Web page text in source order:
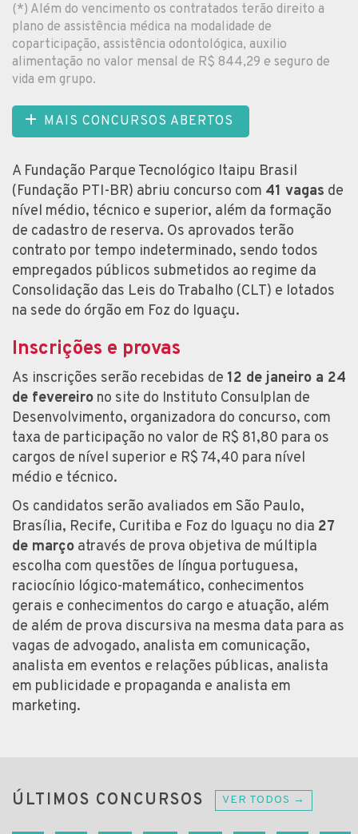
(*) Além do vencimento os contratados terão direito a
plano de assistência médica na modalidade de
coparticipação, assistência odontológica, auxilio
alimentação no valor mensal de R$ 844,29 e seguro de
vida em grupo.
MAIS CONCURSOS ABERTOS
A Fundação Parque Tecnológico Itaipu Brasil
(Fundação PTI-BR) abriu concurso com 41 vagas de
nível médio, técnico e superior, além da formação
de cadastro de reserva. Os aprovados terão
contrato por tempo indeterminado, sendo todos
empregados públicos submetidos ao regime da
Consolidação das Leis do Trabalho (CLT) e lotados
na sede do órgão em Foz do Iguaçu.
Inscrições e provas
As inscrições serão recebidas de 12 de janeiro a 24
de fevereiro no site do Instituto Consulplan de
Desenvolvimento, organizadora do concurso, com
taxa de participação no valor de R$ 81,80 para os
cargos de nível superior e R$ 74,40 para nível
médio e técnico.
Os candidatos serão avaliados em São Paulo,
Brasília, Recife, Curitiba e Foz do Iguaçu no dia 27
de março através de prova objetiva de múltipla
escolha com questões de língua portuguesa,
raciocínio lógico-matemático, conhecimentos
gerais e conhecimentos do cargo e atuação, além
de além de prova discursiva na mesma data para as
vagas de advogado, analista em comunicação,
analista em eventos e relações públicas, analista
em publicidade e propaganda e analista em
marketing.
ÚLTIMOS CONCURSOS VER TODOS →